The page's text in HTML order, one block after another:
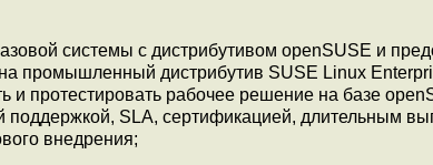
системы с дистрибутивом openSUSE и
промышленный дистрибутив SUSE Linux
и протестировать рабочее решение на базе
поддержкой, SLA, сертификацией, длительным
внедрения;